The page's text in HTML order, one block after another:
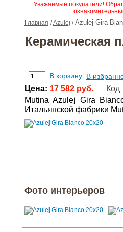
Уважаемые покупатели!
Главная /Azulej /Azulej Gira
Керамическая
В корзину В
Цена: 17 582 руб.
Код
Mutina Azulej Gira
Итальянской фабрики
Фото интерьеров